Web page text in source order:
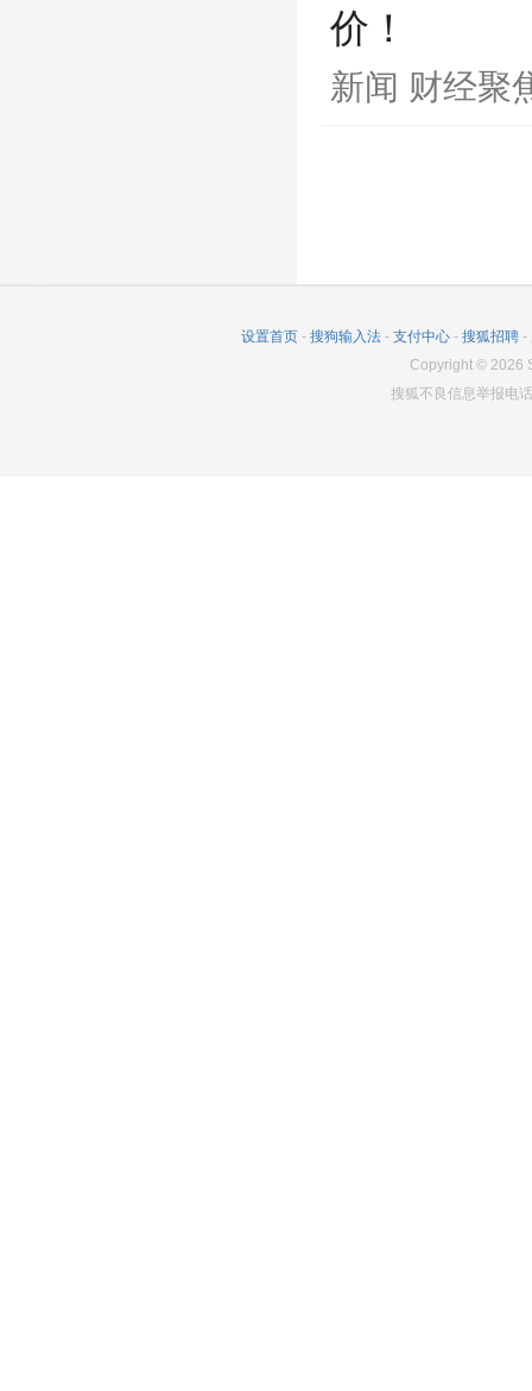
价！
新闻 财经聚
设置首页 - 搜狗输入法 - 支付中心 - 搜狐招聘 -
Copyright © 2026
搜狐不良信息举报电